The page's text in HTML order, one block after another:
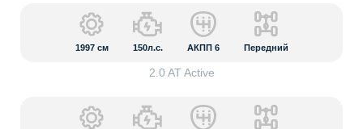
1997 см 150л.с. АКПП 6 Передний
2.0 AT Active